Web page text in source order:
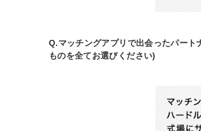
Q.マッチングアプリで出会ったパート
ものを全てお選びください)